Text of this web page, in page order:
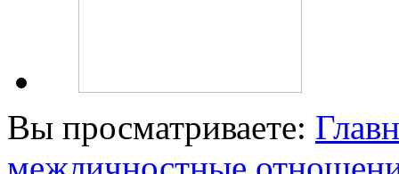
Вы просматриваете: